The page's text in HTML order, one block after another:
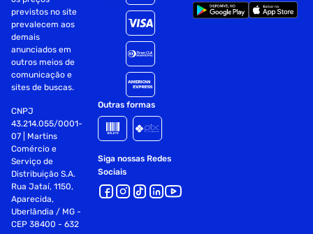
Garantia: 03 meses (Ofertado pelo fabricante)
Fornecedor: Brinox
Especificações
Largura(em Cm)
Cor
Altura (em cm)
Sessão
previstos no site
prevalecem aos
demais
anunciados em
outros meios de
comunicação e
sites de buscas.
CNPJ
43.214.055/0001-
07 | Martins
Comércio e
Serviço de
Distribuição S.A.
Rua Jataí, 1150,
Aparecida,
Uberlândia / MG -
CEP 38400 - 632
Outras formas
Siga nossas Redes
Sociais